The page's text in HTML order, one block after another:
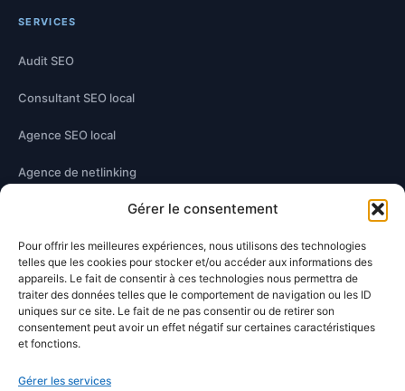
Gérer le consentement
Pour offrir les meilleures expériences, nous utilisons des technologies
telles que les cookies pour stocker et/ou accéder aux informations des
appareils. Le fait de consentir à ces technologies nous permettra de
traiter des données telles que le comportement de navigation ou les ID
uniques sur ce site. Le fait de ne pas consentir ou de retirer son
consentement peut avoir un effet négatif sur certaines caractéristiques
et fonctions.
Gérer les services
SERVICES
Audit SEO
Consultant SEO local
Agence SEO local
Agence de netlinking
Optimisation technique
Optimisation contenu
À PROPOS
Damien Hernandez
Blog SEO